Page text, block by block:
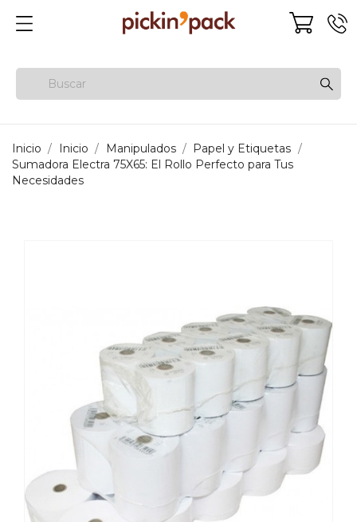
Inicio Inicio Manipulados
Papel y Etiquetas
Sumadora Electra 75X65: El Rollo Perfecto para Tus
Necesidades